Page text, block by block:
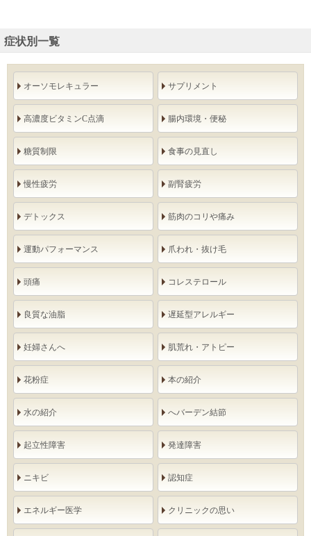
症状別一覧
オーソモレキュラー サプリメント
高濃度ビタミンC点滴 腸内環境・便秘
糖質制限 食事の見直し
慢性疲労 副腎疲労
デトックス 筋肉のコリや痛み
運動パフォーマンス 爪われ・抜け毛
頭痛 コレステロール
良質な油脂 遅延型アレルギー
妊婦さんへ 肌荒れ・アトピー
花粉症 本の紹介
水の紹介 へバーデン結節
起立性障害 発達障害
ニキビ 認知症
エネルギー医学 クリニックの思い